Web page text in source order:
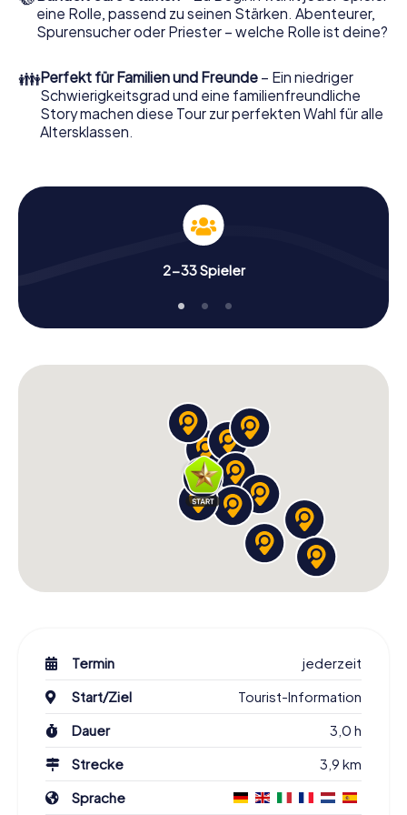
eine Rolle, passend zu seinen Stärken. Abenteurer,
Spurensucher oder Priester – welche Rolle ist deine?
👪Perfekt für Familien und Freunde – Ein niedriger
Schwierigkeitsgrad und eine familienfreundliche
Story machen diese Tour zur perfekten Wahl für alle
Altersklassen.
2-33 Spieler
Termin
jederzeit
Start/Ziel
Tourist-Information
Dauer
3,0 h
Strecke
3,9 km
Sprache